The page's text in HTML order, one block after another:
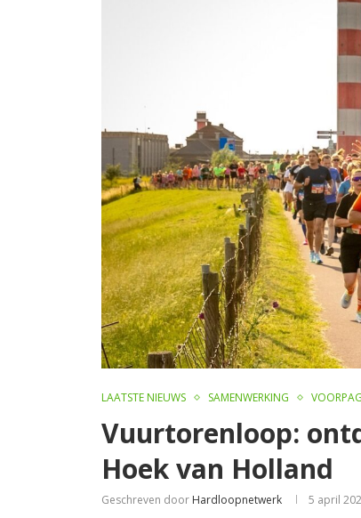
LAATSTE NIEUWS SAMENWERKING
Vuurtorenloop:
Hoek van Holland
Geschreven door Hardloopnetwerk 5 april